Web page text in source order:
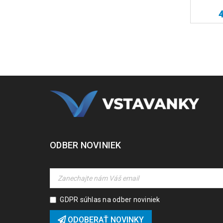
ODBER NOVINIEK
GDPR súhlas na odber noviniek
ODOBERAŤ NOVINKY